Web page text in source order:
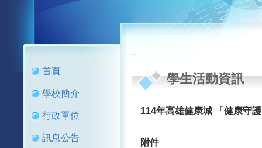
:::
首頁
學校簡介
行政單位
訊息公告
:::
學生活動資訊
114年高雄健康城 「健康守
附件